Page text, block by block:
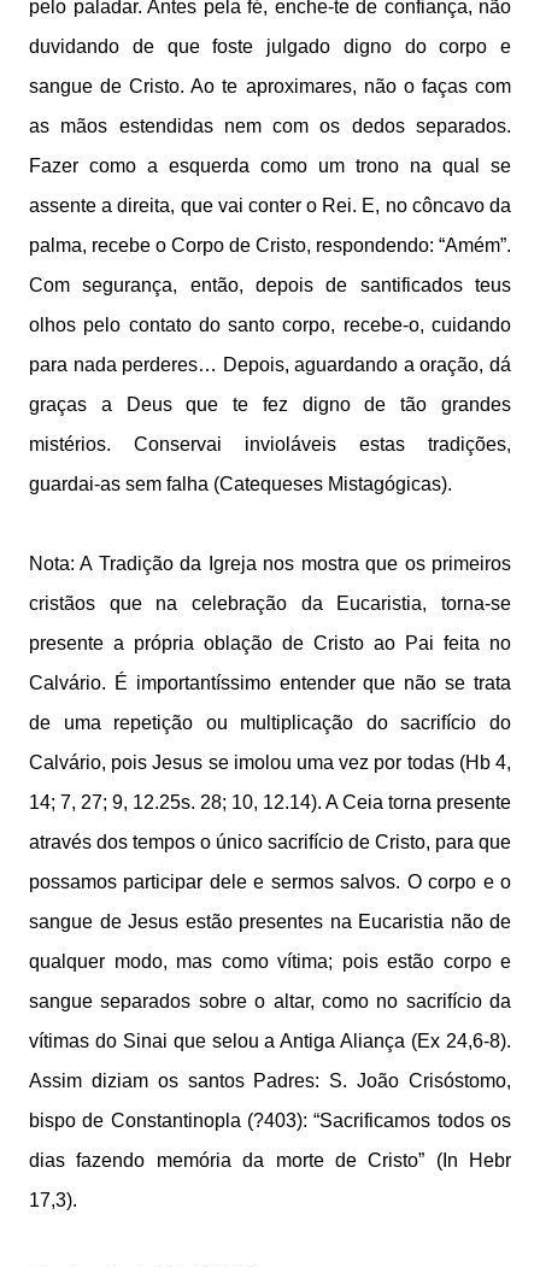
pelo paladar. Antes pela fé, enche-te de confiança, não
duvidando de que foste julgado digno do corpo e
sangue de Cristo. Ao te aproximares, não o faças com
as mãos estendidas nem com os dedos separados.
Fazer como a esquerda como um trono na qual se
assente a direita, que vai conter o Rei. E, no côncavo da
palma, recebe o Corpo de Cristo, respondendo: “Amém”.
Com segurança, então, depois de santificados teus
olhos pelo contato do santo corpo, recebe-o, cuidando
para nada perderes… Depois, aguardando a oração, dá
graças a Deus que te fez digno de tão grandes
mistérios. Conservai invioláveis estas tradições,
guardai-as sem falha (Catequeses Mistagógicas).
Nota: A Tradição da Igreja nos mostra que os primeiros
cristãos que na celebração da Eucaristia, torna-se
presente a própria oblação de Cristo ao Pai feita no
Calvário. É importantíssimo entender que não se trata
de uma repetição ou multiplicação do sacrifício do
Calvário, pois Jesus se imolou uma vez por todas (Hb 4,
14; 7, 27; 9, 12.25s. 28; 10, 12.14). A Ceia torna presente
através dos tempos o único sacrifício de Cristo, para que
possamos participar dele e sermos salvos. O corpo e o
sangue de Jesus estão presentes na Eucaristia não de
qualquer modo, mas como vítima; pois estão corpo e
sangue separados sobre o altar, como no sacrifício da
vítimas do Sinai que selou a Antiga Aliança (Ex 24,6-8).
Assim diziam os santos Padres: S. João Crisóstomo,
bispo de Constantinopla (?403): “Sacrificamos todos os
dias fazendo memória da morte de Cristo” (In Hebr
17,3).